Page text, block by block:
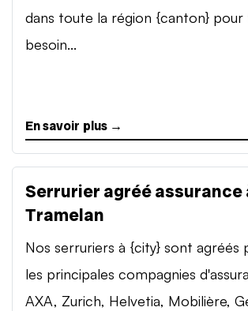
dans toute la région {canton} pour
besoin...
En savoir plus →
Serrurier agréé assurance
Tramelan
Nos serruriers à {city} sont agréés
les principales compagnies
AXA, Zurich, Helvetia, Mobilière,